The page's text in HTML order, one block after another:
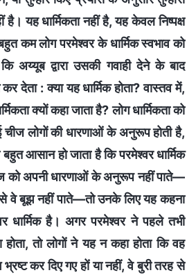
यह धार्मिकता नहीं है, यह केवल निष्पक्ष
कम लोग परमेश्वर के धार्मिक स्वभाव को
अय्यूब द्वारा उसकी गवाही देने के बाद
देता : क्या यह धार्मिक होता? वास्तव में,
क्‍यों कहा जाता है? लोग धार्मिकता को
लोगों की धारणाओं के अनुरूप होती है,
आसान हो जाता है कि परमेश्वर धार्मिक
को अपनी धारणाओं के अनुरूप नहीं पाते—
वे बूझ नहीं पाते—तो उनके लिए यह कहना
धार्मिक है। अगर परमेश्वर ने पहले तभी
तो लोगों ने यह न कहा होता कि वह
भ्रष्‍ट कर दिए गए हों या नहीं, वे बुरी तरह से